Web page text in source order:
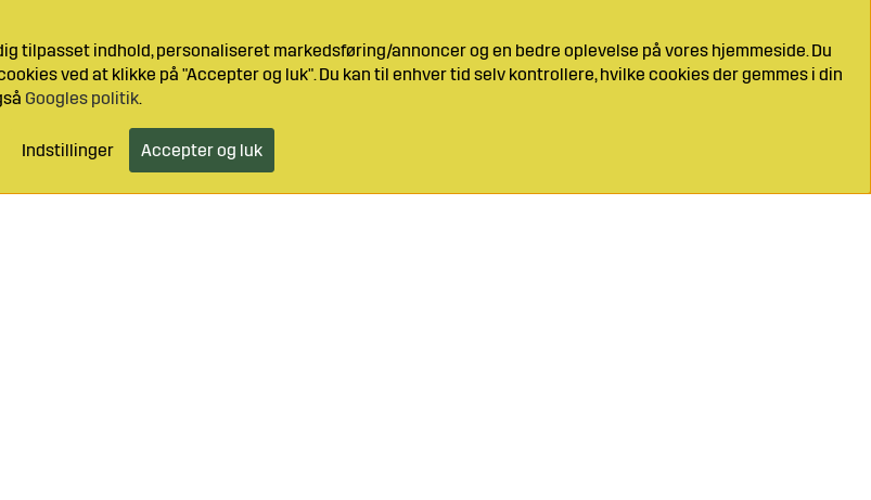
tilpasset indhold, personaliseret markedsføring/annoncer og en bedre oplevelse på vores hjemmeside. Du
ved at klikke på "Accepter og luk". Du kan til enhver tid selv kontrollere, hvilke cookies der gemmes i din
Googles politik.
Indstillinger Accepter og luk